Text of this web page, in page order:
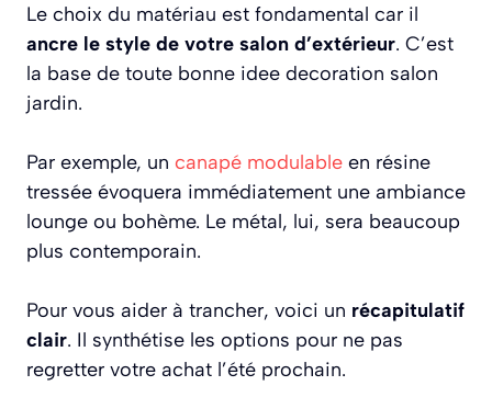
Le choix du matériau est fondamental car il
ancre le style de votre salon d’extérieur. C’est
la base de toute bonne idee decoration salon
jardin.
Par exemple, un canapé modulable en résine
tressée évoquera immédiatement une ambiance
lounge ou bohème. Le métal, lui, sera beaucoup
plus contemporain.
Pour vous aider à trancher, voici un récapitulatif
clair. Il synthétise les options pour ne pas
regretter votre achat l’été prochain.